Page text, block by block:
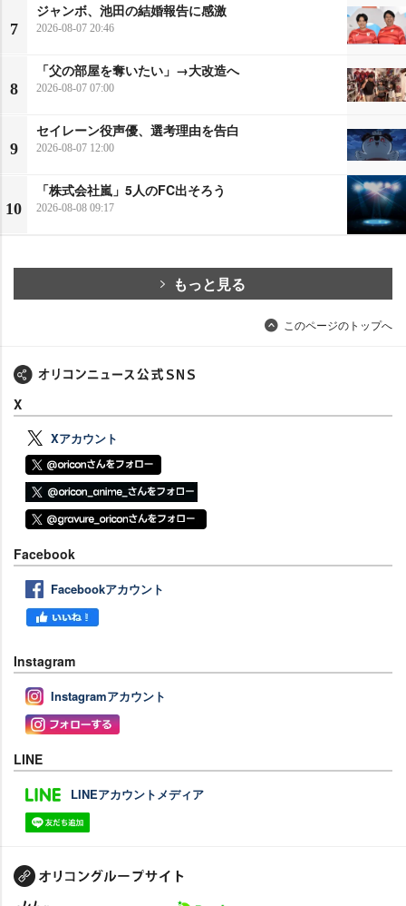
7
ジャンボ、池田の結婚報告に感激
2026-08-07 20:46
8
「父の部屋を奪いたい」→大改造へ
2026-08-07 07:00
9
セイレーン役声優、選考理由を告白
2026-08-07 12:00
10
「株式会社嵐」5人のFC出そろう
2026-08-08 09:17
もっと見る
このページのトップへ
X
Xアカウント
Facebook
Facebookアカウント
Instagram
Instagramアカウント
LINE
LINEアカウントメディア